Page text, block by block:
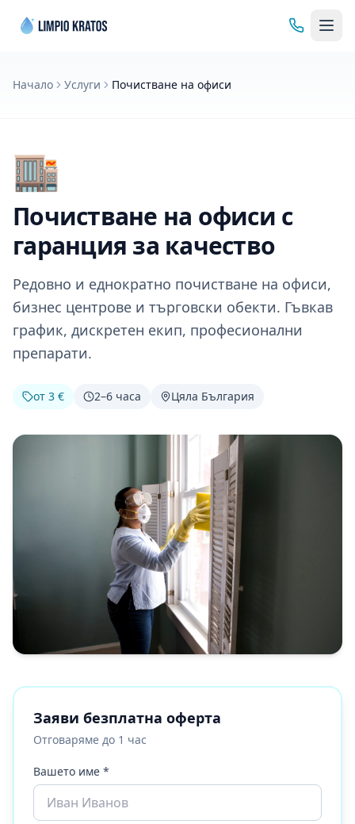
Начало Услуги Почистване на офиси
🏬
Почистване на офиси с
гаранция за качество
Редовно и еднократно почистване на офиси,
бизнес центрове и търговски обекти. Гъвкав
график, дискретен екип, професионални
препарати.
от 3 € 2–6 часа Цяла България
Заяви безплатна оферта
Отговаряме до 1 час
Вашето име *